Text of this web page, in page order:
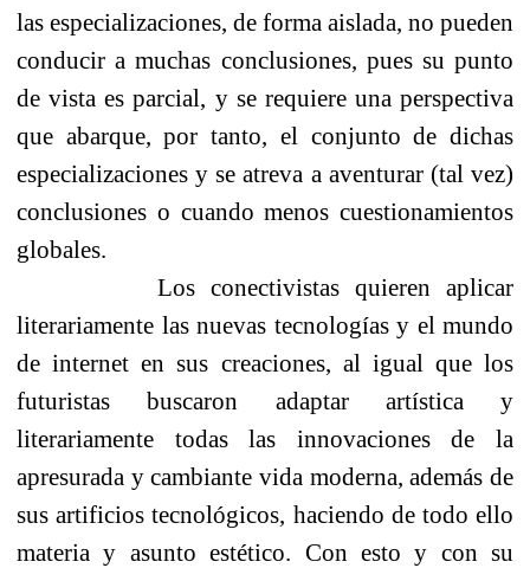
las especializaciones, de forma aislada, no pueden
conducir a muchas conclusiones, pues su punto
de vista es parcial, y se requiere una perspectiva
que abarque, por tanto, el conjunto de dichas
especializaciones y se atreva a aventurar (tal vez)
conclusiones o cuando menos cuestionamientos
globales.
Los conectivistas quieren aplicar
literariamente las nuevas tecnologías y el mundo
de internet en sus creaciones, al igual que los
futuristas buscaron adaptar artística y
literariamente todas las innovaciones de la
apresurada y cambiante vida moderna, además de
sus artificios tecnológicos, haciendo de todo ello
materia y asunto estético. Con esto y con su